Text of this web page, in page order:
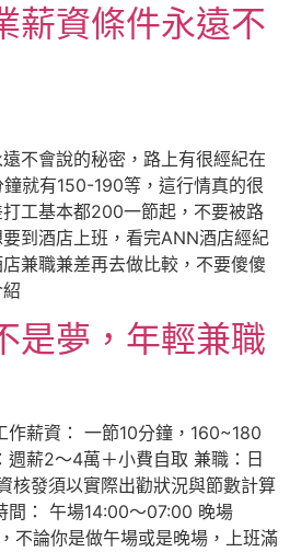
薪資條件永遠不
不會說的秘密，路上有很經紀在
就有150-190等，這行情真的很
工基本都200一節起，不要被路
到酒店上班，看完ANN酒店經紀
兼職兼差再去做比較，不要傻傻
是夢，年輕兼職
作薪資： 一節10分鐘，160~180
週薪2～4萬＋小費自取 兼職：日
核發須以實際出勸狀況與節數計算
間： 午場14:00～07:00 晚場
不論你是做午場或是晚場，上班滿